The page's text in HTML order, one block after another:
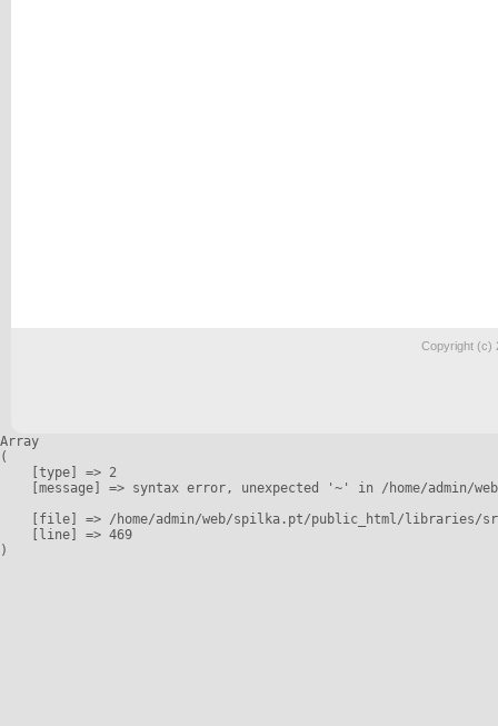
Copyright (c)
Array
(
    [type] => 2
[message] => syntax error, unexpected '~' in /home/admin/
[file] => /home/admin/web/spilka.pt/public_html/libraries/
    [line] => 469